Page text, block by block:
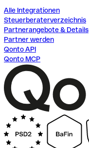
Alle Integrationen
Steuerberaterverzeichnis
Partnerangebote & Details
Partner werden
Qonto API
Qonto MCP